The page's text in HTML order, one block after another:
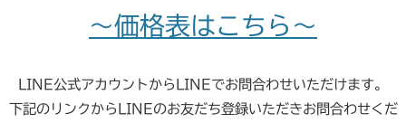
～価格表はこちら～
LINE公式アカウントからLINEでお問合わせいただけます。
下記のリンクからLINEのお友だち登録いただきお問合わせくだ